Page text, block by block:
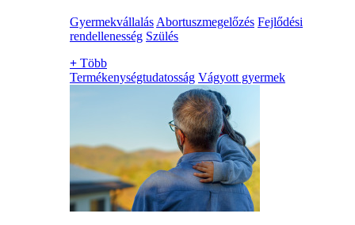
Gyermekvállalás Abortuszmegelőzés Fejlődési
rendellenesség Szülés
+ Több
Termékenységtudatosság Vágyott gyermek